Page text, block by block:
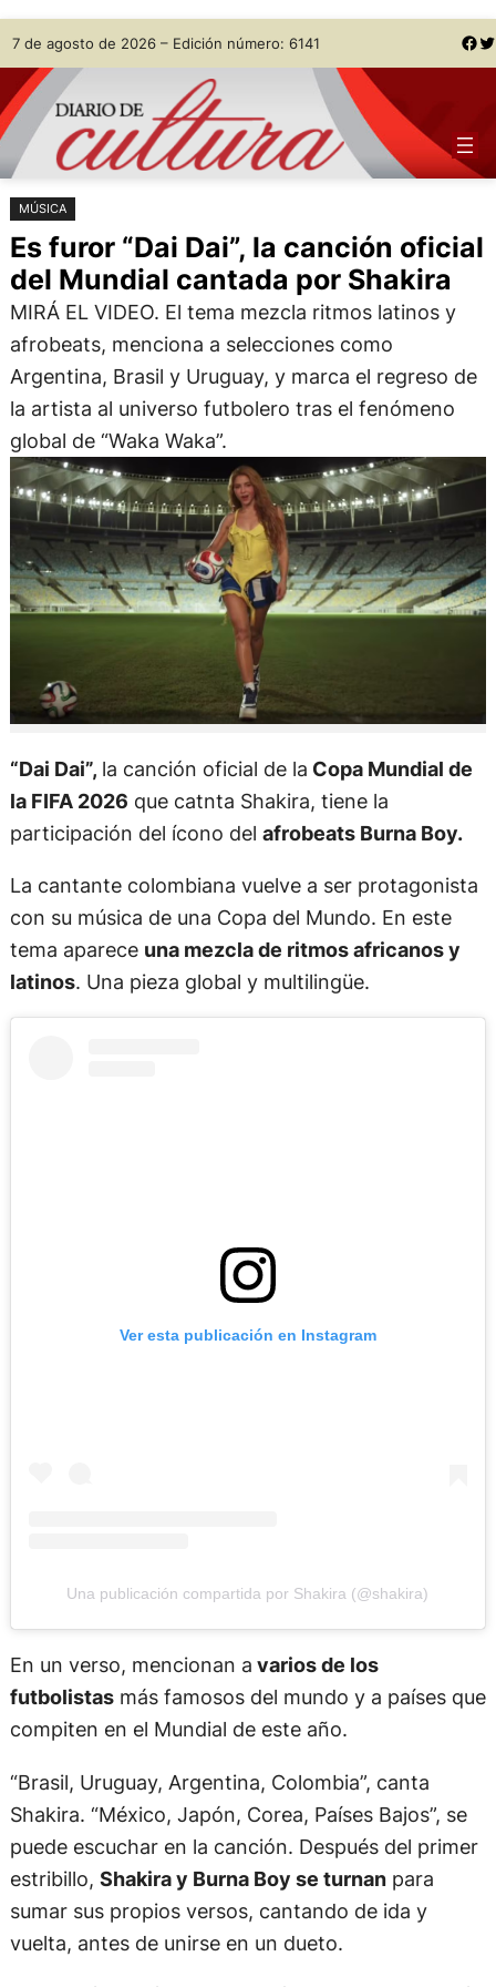
Saltar
al
contenido
Skip
to
content
7 de agosto de 2026 – Edición número: 6141 Facebook Twitter
MÚSICA
Es furor “Dai Dai”, la canción oficial
del Mundial cantada por Shakira
MIRÁ EL VIDEO. El tema mezcla ritmos latinos y
afrobeats, menciona a selecciones como
Argentina, Brasil y Uruguay, y marca el regreso de
la artista al universo futbolero tras el fenómeno
global de “Waka Waka”.
“Dai Dai”, la canción oficial de la Copa Mundial de
la FIFA 2026 que catnta Shakira, tiene la
participación del ícono del afrobeats Burna Boy.
La cantante colombiana vuelve a ser protagonista
con su música de una Copa del Mundo. En este
tema aparece una mezcla de ritmos africanos y
latinos. Una pieza global y multilingüe.
Ver esta publicación en Instagram
Una publicación compartida por Shakira (@shakira)
En un verso, mencionan a varios de los
futbolistasmás famosos del mundo y a países que
compiten en el Mundial de este año.
“Brasil, Uruguay, Argentina, Colombia”, canta
Shakira. “México, Japón, Corea, Países Bajos”, se
puede escuchar en la canción. Después del primer
estribillo, Shakira y Burna Boy se turnanpara
sumar sus propios versos, cantando de ida y
vuelta, antes de unirse en un dueto.